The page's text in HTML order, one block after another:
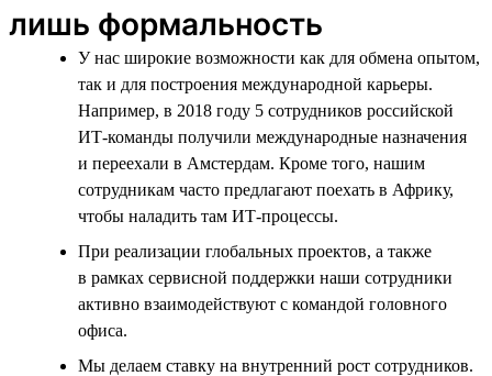
лишь формальность
У нас широкие возможности как для обмена опытом,
так и для построения международной карьеры.
Например, в 2018 году 5 сотрудников российской
ИТ-команды получили международные назначения
и переехали в Амстердам. Кроме того, нашим
сотрудникам часто предлагают поехать в Африку,
чтобы наладить там ИТ-процессы.
При реализации глобальных проектов, а также
в рамках сервисной поддержки наши сотрудники
активно взаимодействуют с командой головного
офиса.
Мы делаем ставку на внутренний рост сотрудников.